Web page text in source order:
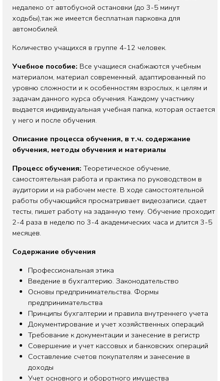
недалеко от автобусной остановки (до 3-5 минут
ходьбы),так же имеется бесплатная парковка для
автомобилей.
Количество учащихся в группе 4-12 человек.
Учебное пособие: Все учащиеся снабжаются учебным
материалом, материал современный, адаптированный по
уровню сложности и к особенностям взрослых, к целям и
задачам данного курса обучения. Каждому участнику
выдается индивидуальная учебная папка, которая остается
у него и после обучения.
Описание процесса обучения, в т.ч. содержание
обучения, методы обучения и материалы
Процесс обучения: Теоретическое обучение,
самостоятельная работа и практика по руководством в
аудитории и на рабочем месте. В ходе самостоятельной
работы обучающийся просматривает видеозаписи, сдает
тесты, пишет работу на заданную тему. Обучение проходит
2-4 раза в неделю по 3-4 академических часа и длится 3-5
месяцев.
Cодержание обучения
Профессиональная этика
Введение в бухгалтерию. Законодательство
Основы предпринимательства. Формы
предпринимательства
Принципы бухгалтерии и правила внутреннего учета
Документирование и учет хозяйственных операций
Требование к документации и занесение в регистр
Совершение и учет кассовых и банковских операций
Составление счетов покупателям и занесение в
доходы
Учет основного и оборотного имущества